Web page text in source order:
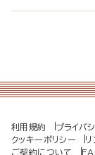
利用規約 プライバ
クッキーポリシー
リ
ご契約について